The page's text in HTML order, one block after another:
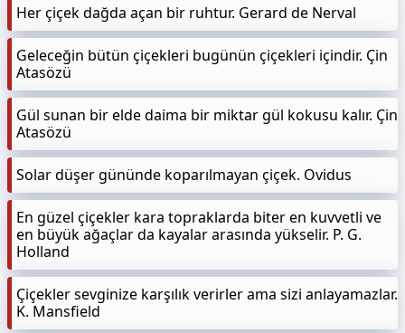
Her çiçek dağda açan bir ruhtur. Gerard de Nerval
Geleceğin bütün çiçekleri bugünün çiçekleri içindir. Çin
Atasözü
Gül sunan bir elde daima bir miktar gül kokusu kalır. Çin
Atasözü
Solar düşer gününde koparılmayan çiçek. Ovidus
En güzel çiçekler kara topraklarda biter en kuvvetli ve
en büyük ağaçlar da kayalar arasında yükselir. P. G.
Holland
Çiçekler sevginize karşılık verirler ama sizi anlayamazlar.
K. Mansfield